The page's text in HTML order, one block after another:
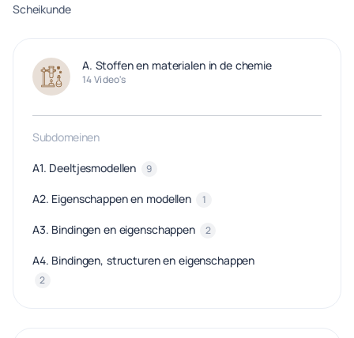
Scheikunde
A. Stoffen en materialen in de chemie
14 Video's
Subdomeinen
A1. Deeltjesmodellen 9
A2. Eigenschappen en modellen 1
A3. Bindingen en eigenschappen 2
A4. Bindingen, structuren en eigenschappen
2